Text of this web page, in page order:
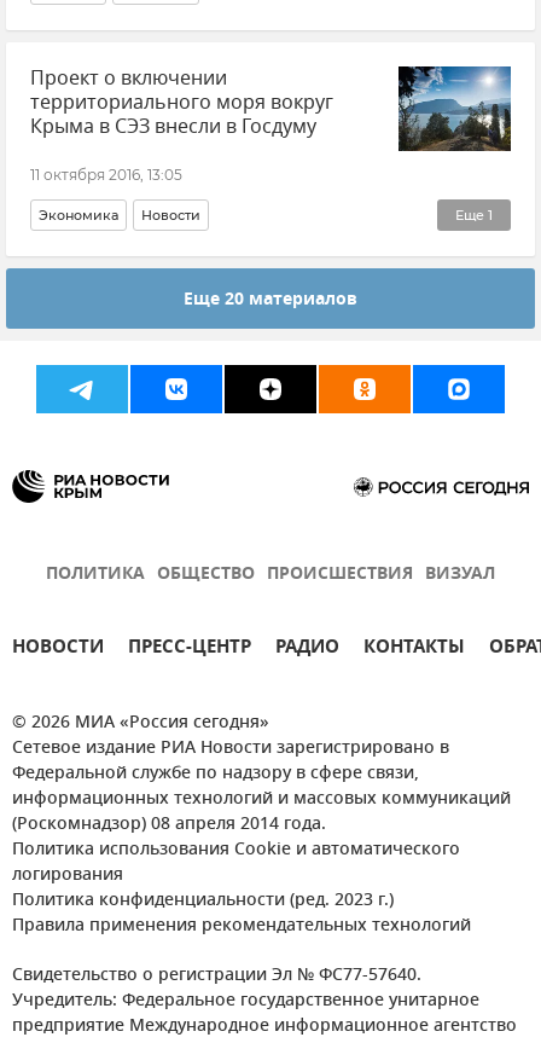
Проект о включении
территориального моря вокруг
Крыма в СЭЗ внесли в Госдуму
11 октября 2016, 13:05
Еще 1
Экономика Новости
Свободная экономическая зона в Республике Крым и Севастополе
Еще 20 материалов
ПОЛИТИКА ОБЩЕСТВО ПРОИСШЕСТВИЯ ВИЗУАЛ
НОВОСТИ ПРЕСС-ЦЕНТР РАДИО КОНТАКТЫ
© 2026 МИА «Россия сегодня»
Сетевое издание РИА Новости зарегистрировано в
Федеральной службе по надзору в сфере связи,
информационных технологий и массовых коммуникаций
(Роскомнадзор) 08 апреля 2014 года.
Политика использования Cookie и автоматического
логирования
Политика конфиденциальности (ред. 2023 г.)
Правила применения рекомендательных технологий
Свидетельство о регистрации Эл № ФС77-57640.
Учредитель: Федеральное государственное унитарное
предприятие Международное информационное агентство